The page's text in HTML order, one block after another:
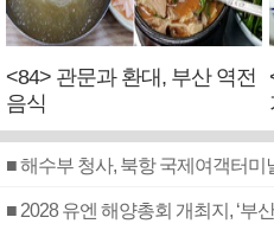
<84> 관문과 환대, 부산 역전
음식
■ 해수부 청사, 북항 국제여객터미
■ 2028 유엔 해양총회 개최지, ‘부